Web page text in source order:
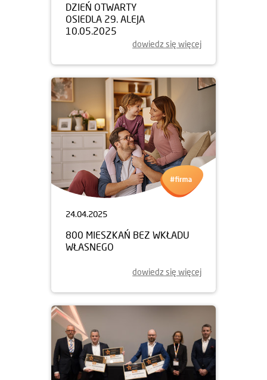
DZIEŃ OTWARTY
OSIEDLA 29. ALEJA
10.05.2025
dowiedz się więcej
24.04.2025
800 MIESZKAŃ BEZ WKŁADU
WŁASNEGO
dowiedz się więcej